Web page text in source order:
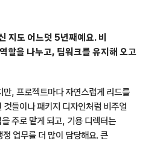
지도 어느덧 5년째예요. 비
할을 나누고, 팀워크를 유지해 오고
만, 프로젝트마다 자연스럽게 리드를
들이나 패키지 디자인처럼 비주얼
주로 맡게 되고, 기용 디렉터는
업무를 더 많이 담당해요. 큰